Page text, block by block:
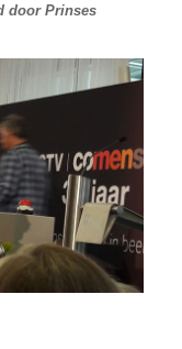
door Prinses